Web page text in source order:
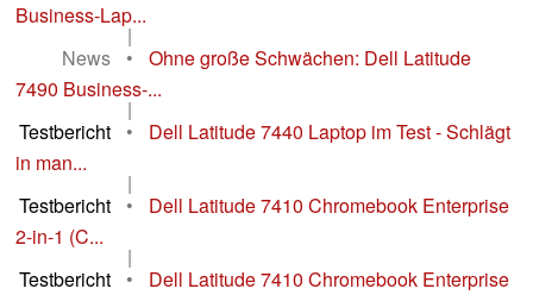
Business-Lap...
|
News
•
Ohne große Schwächen: Dell Latitude
7490 Business-...
|
Testbericht
•
Dell Latitude 7440 Laptop im Test - Schlägt
in man...
|
Testbericht
•
Dell Latitude 7410 Chromebook Enterprise
2-in-1 (C...
|
Testbericht
•
Dell Latitude 7410 Chromebook Enterprise